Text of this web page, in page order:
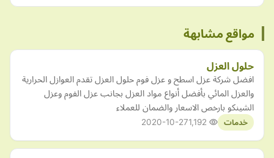
مواقع مشابهة
حلول العزل
افضل شركة عزل اسطح و عزل فوم حلول العزل تقدم العوازل الحرارية
والعزل المائي بأفضل أنواع مواد العزل بجانب عزل الفوم وعزل
الشينكو بارخص الاسعار والضمان للعملاء
خدمات 2020-10-27